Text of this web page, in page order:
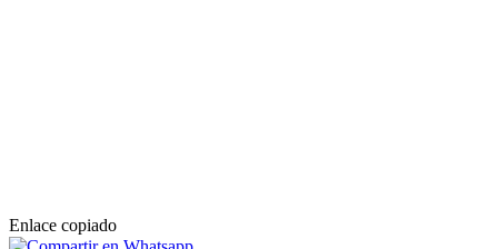
Enlace copiado